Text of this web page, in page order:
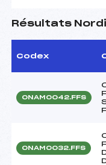
Résultats
Codex
ONAM0042.FFS
ONAM0032.FFS